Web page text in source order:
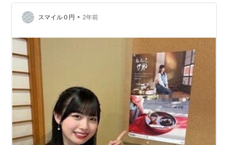
かったことについて小田さくらさんのコメントが心に沁
みました。 今回加…
スマイル０円 • 2年前